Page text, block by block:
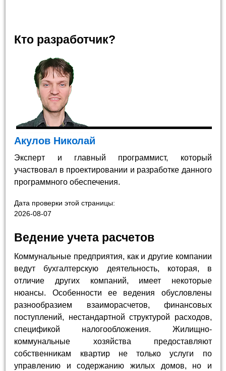
Кто разработчик?
Акулов Николай
Эксперт и главный программист, который
участвовал в проектировании и разработке данного
программного обеспечения.
Дата проверки этой страницы:
2026-08-07
Ведение учета расчетов
Коммунальные предприятия, как и другие компании
ведут бухгалтерскую деятельность, которая, в
отличие других компаний, имеет некоторые
нюансы. Особенности ее ведения обусловлены
разнообразием взаиморасчетов, финансовых
поступлений, нестандартной структурой расходов,
спецификой налогообложения. Жилищно-
коммунальные хозяйства предоставляют
собственникам квартир не только услуги по
управлению и содержанию жилых домов, но и